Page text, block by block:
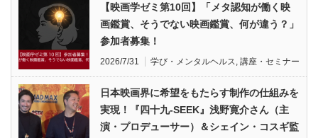
【映画学ゼミ第10回】「メタ認知が働く映
画鑑賞、そうでない映画鑑賞、何が違う？」
参加者募集！
2026/7/31 学び・メンタルヘルス 講座・セミナー
日本映画界に希望をもたらす制作の仕組みを
実現！『四十九-SEEK』浅野寛介さん（主
演・プロデューサー）＆シェイン・コスギ監